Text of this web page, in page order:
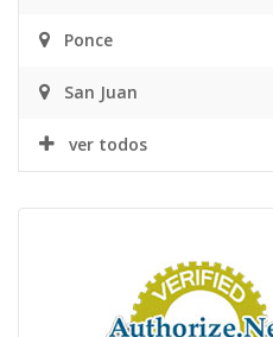
Ponce
San Juan
ver todos